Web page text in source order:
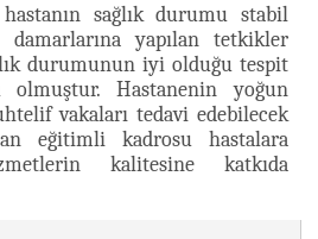
hastanın sağlık durumu stabil
yapılan tetkikler
durumunun iyi olduğu tespit
Hastanenin yoğun
vakaları tedavi edebilecek
eğitimli kadrosu hastalara
kalitesine katkıda